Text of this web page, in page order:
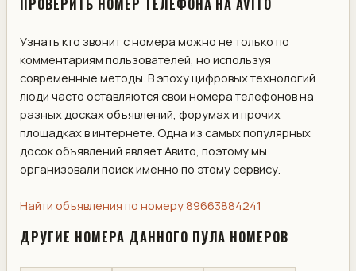
ПРОВЕРИТЬ НОМЕР ТЕЛЕФОНА НА AVITO
Узнать кто звонит с номера можно не только по
комментариям пользователей, но используя
современные методы. В эпоху цифровых технологий
люди часто оставляются свои номера телефонов на
разных досках объявлений, форумах и прочих
площадках в интернете. Одна из самых популярных
досок объявлений являет Авито, поэтому мы
организовали поиск именно по этому сервису.
Найти объявления по номеру 89663884241
ДРУГИЕ НОМЕРА ДАННОГО ПУЛА НОМЕРОВ